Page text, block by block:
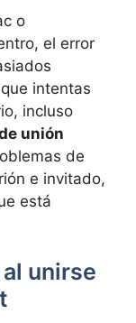
o
el error
intentas
incluso
unión
de
e invitado,
está
unirse